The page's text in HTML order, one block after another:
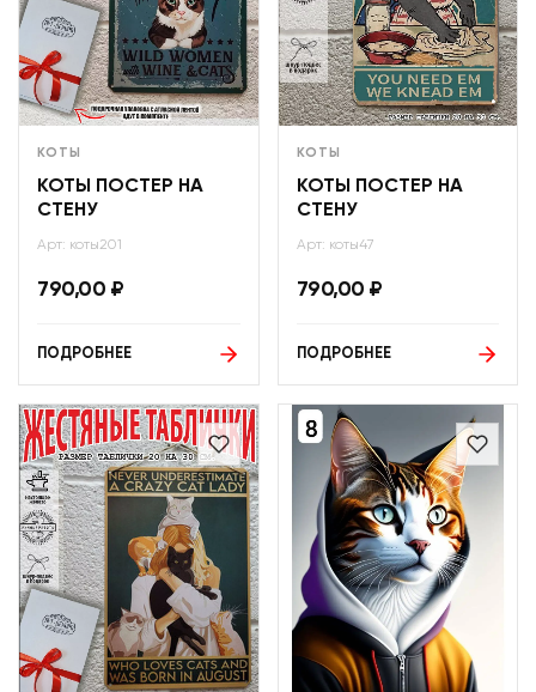
КОТЫ
КОТЫ ПОСТЕР НА
СТЕНУ
Арт: коты201
790,00 ₽
ПОДРОБНЕЕ
КОТЫ
КОТЫ ПОСТЕР НА
СТЕНУ
Арт: коты47
790,00 ₽
ПОДРОБНЕЕ